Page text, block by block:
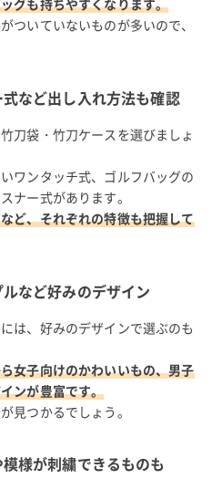
グも持ちやすくなります。
ついていないものが多いので、
など出し入れ方法も確認
刀袋・竹刀ケースを選びましょ
ワンタッチ式、ゴルフバッグの
ナー式があります。
ど、それぞれの特徴も把握して
など好みのデザイン
は、好みのデザインで選ぶのも
女子向けのかわいいもの、男子
ンが豊富です。
見つかるでしょう。
様が刺繍できるものも